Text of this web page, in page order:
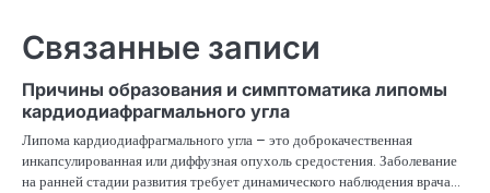
Связанные записи
Причины образования и симптоматика липомы
кардиодиафрагмального угла
Липома кардиодиафрагмального угла – это доброкачественная
инкапсулированная или диффузная опухоль средостения. Заболевание
на ранней стадии развития требует динамического наблюдения врача…